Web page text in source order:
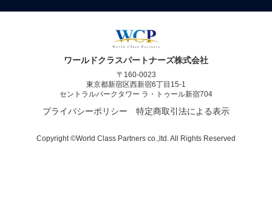
ワールドクラスパートナーズ株式会社
〒160-0023
東京都新宿区西新宿6丁目15-1
セントラルパークタワー ラ・トゥール新宿704
プライバシーポリシー 特定商取引法による表示
Copyright ©World Class Partners co.,ltd. All Rights Reserved